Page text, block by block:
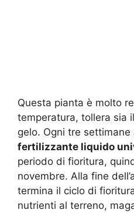
Questa pianta è molto
temperatura, tollera sia
gelo. Ogni tre
fertilizzante liquido
periodo di fioritura,
novembre. Alla fine
termina il ciclo di
nutrienti al terreno,